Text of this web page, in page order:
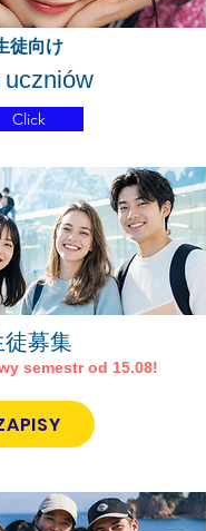
徒向け
uczniów
Click
徒募集
semestr od 15.08!